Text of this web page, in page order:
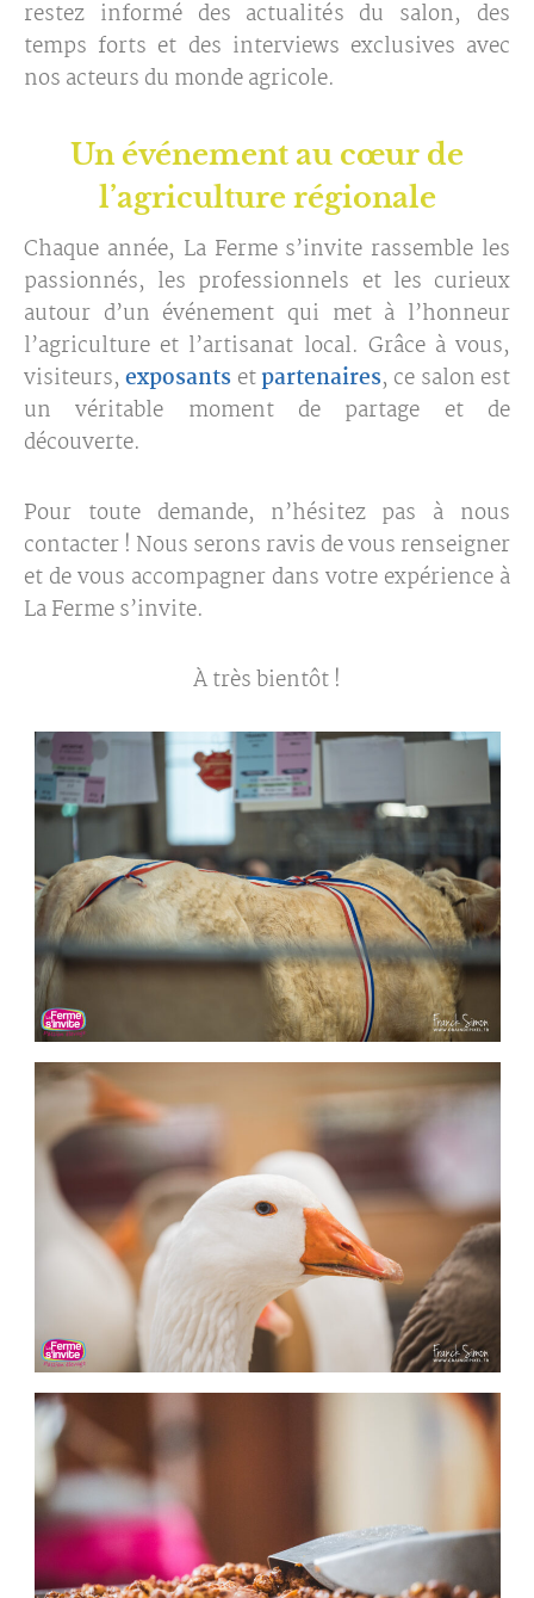
restez informé des actualités du salon, des
temps forts et des interviews exclusives avec
nos acteurs du monde agricole.
Un événement au cœur de
l’agriculture régionale
Chaque année, La Ferme s’invite rassemble les
passionnés, les professionnels et les curieux
autour d’un événement qui met à l’honneur
l’agriculture et l’artisanat local. Grâce à vous,
visiteurs,exposants etpartenaires, ce salon est
un véritable moment de partage et de
découverte.
Pour toute demande, n’hésitez pas à nous
contacter ! Nous serons ravis de vous renseigner
et de vous accompagner dans votre expérience à
La Ferme s’invite.
À très bientôt !